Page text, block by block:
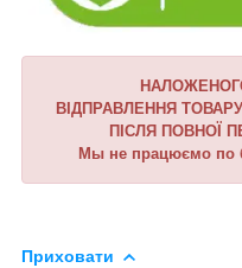
ВІДПРАВЛЕННЯ
ПІСЛЯ ПОВНОЇ
Мы не працюємо по
Приховати